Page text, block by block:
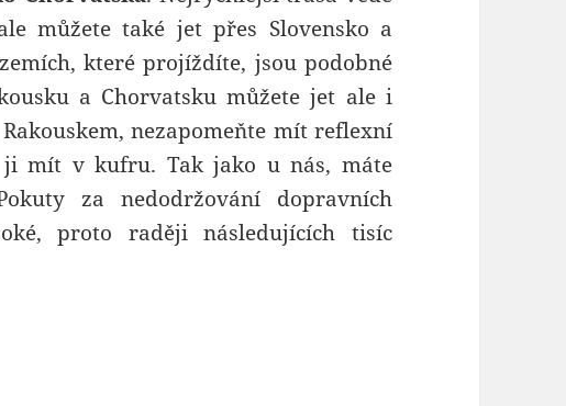
můžete také jet přes Slovensko a
které projíždíte, jsou podobné
a Chorvatsku můžete jet ale i
nezapomeňte mít reflexní
ji mít v kufru. Tak jako u nás, máte
za nedodržování dopravních
proto raději následujících tisíc